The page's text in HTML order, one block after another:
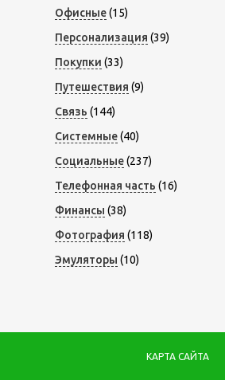
Офисные(15)
Персонализация (39)
Покупки (33)
Путешествия (9)
Связь (144)
Системные(40)
Социальные(237)
Телефонная часть (16)
Финансы (38)
Фотография (118)
Эмуляторы (10)
КАРТА САЙТА